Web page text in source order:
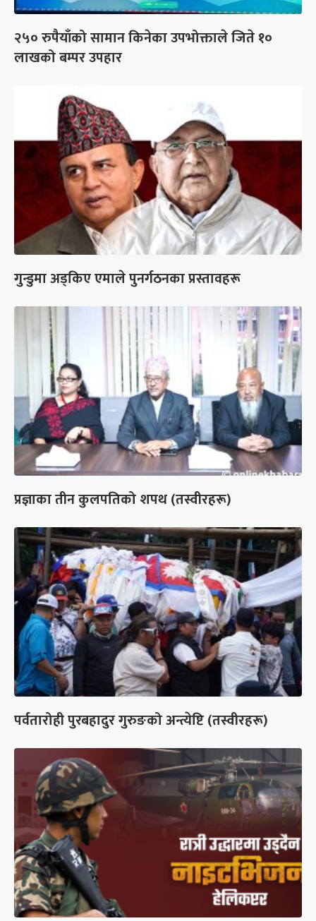
२५० रुपैयाँको सामान किनेका उपभोक्ताले जिते १०
लाखको बम्पर उपहार
गुन्डुमा अड्किए एमाले पुनर्गठनका प्रस्तावहरू
प्रज्ञाका तीन कुलपतिको शपथ (तस्वीरहरू)
पर्वतारोही पुरबहादुर गुरुङको अन्त्येष्टि (तस्वीरहरू)